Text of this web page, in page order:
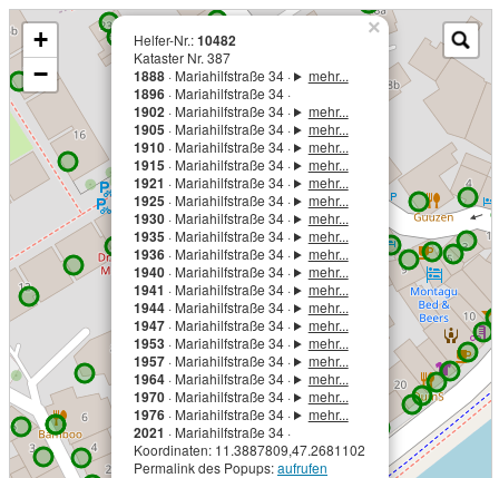
Helfer-Nr.:10482
Kataster Nr. 387
1888 · Mariahilfstraße 34 · mehr...
1896 · Mariahilfstraße 34 ·
1902 · Mariahilfstraße 34 · mehr...
1905 · Mariahilfstraße 34 · mehr...
1910 · Mariahilfstraße 34 · mehr...
1915 · Mariahilfstraße 34 · mehr...
1921 · Mariahilfstraße 34 · mehr...
1925 · Mariahilfstraße 34 · mehr...
1930 · Mariahilfstraße 34 · mehr...
1935 · Mariahilfstraße 34 · mehr...
1936 · Mariahilfstraße 34 · mehr...
1940 · Mariahilfstraße 34 · mehr...
1941 · Mariahilfstraße 34 · mehr...
1944 · Mariahilfstraße 34 · mehr...
1947 · Mariahilfstraße 34 · mehr...
1953 · Mariahilfstraße 34 · mehr...
1957 · Mariahilfstraße 34 · mehr...
1964 · Mariahilfstraße 34 · mehr...
1970 · Mariahilfstraße 34 · mehr...
1976 · Mariahilfstraße 34 · mehr...
2021 · Mariahilfstraße 34 ·
Koordinaten: 11.3887809,47.2681102
Permalink des Popups:aufrufen
×
+
−